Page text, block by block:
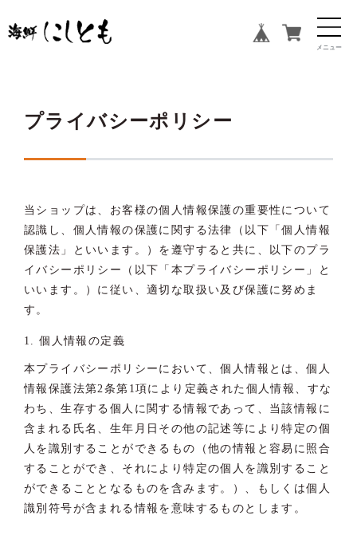
プライバシーポリシー
当ショップは、お客様の個人情報保護の重要性について
認識し、個人情報の保護に関する法律（以下「個人情報
保護法」といいます。）を遵守すると共に、以下のプラ
イバシーポリシー（以下「本プライバシーポリシー」と
いいます。）に従い、適切な取扱い及び保護に努めま
す。
1. 個人情報の定義
本プライバシーポリシーにおいて、個人情報とは、個人
情報保護法第2条第1項により定義された個人情報、すな
わち、生存する個人に関する情報であって、当該情報に
含まれる氏名、生年月日その他の記述等により特定の個
人を識別することができるもの（他の情報と容易に照合
することができ、それにより特定の個人を識別すること
ができることとなるものを含みます。）、もしくは個人
識別符号が含まれる情報を意味するものとします。